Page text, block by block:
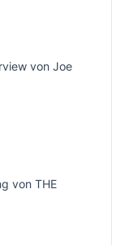
von Joe
von THE